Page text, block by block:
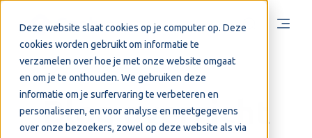
Deze website slaat cookies op je computer op. Deze
cookies worden gebruikt om informatie te
verzamelen over hoe je met onze website omgaat
en om je te onthouden. We gebruiken deze
informatie om je surfervaring te verbeteren en
personaliseren, en voor analyse en meetgegevens
over onze bezoekers, zowel op deze website als via
Blog overzicht